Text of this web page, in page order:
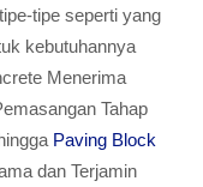
tipe seperti yang
kebutuhannya
Menerima
Tahap
Paving Block
dan Terjamin